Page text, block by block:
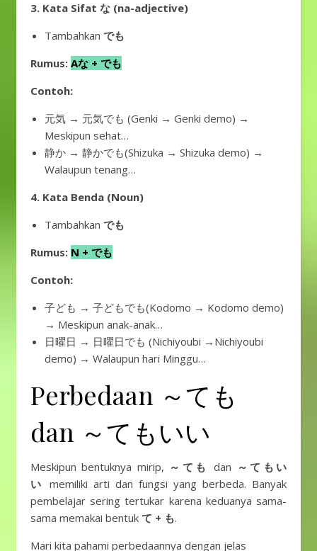
3. Kata Sifat な (na-adjective)
Tambahkan でも
Rumus: Aな + でも
Contoh:
元気 → 元気でも (Genki → Genki demo) →
Meskipun sehat…
静か → 静かでも(Shizuka → Shizuka demo) →
Walaupun tenang…
4. Kata Benda (Noun)
Tambahkan でも
Rumus: N + でも
Contoh:
子ども → 子どもでも(Kodomo → Kodomo demo)
→ Meskipun anak-anak…
日曜日 → 日曜日でも (Nichiyoubi →Nichiyoubi
demo) → Walaupun hari Minggu…
Perbedaan ～ても
dan ～てもいい
Meskipun bentuknya mirip, ～ても dan ～てもい
い memiliki arti dan fungsi yang berbeda. Banyak
pembelajar sering tertukar karena keduanya sama-
sama memakai bentuk て + も.
Mari kita pahami perbedaannya dengan jelas